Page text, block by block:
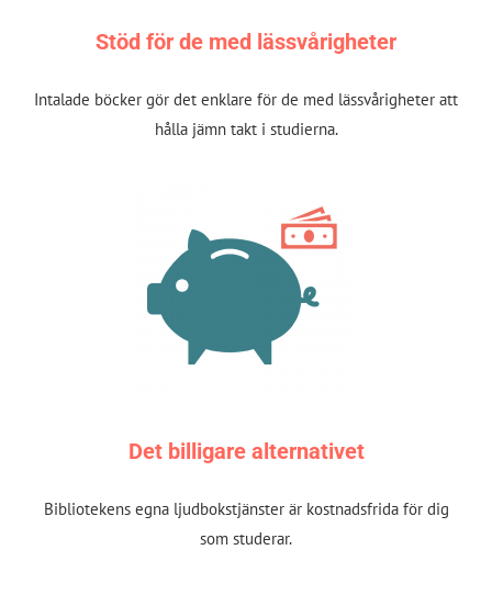
Stöd för de med lässvårigheter
Intalade böcker gör det enklare för de med lässvårigheter att
hålla jämn takt i studierna.
Det billigare alternativet
Bibliotekens egna ljudbokstjänster är kostnadsfrida för dig
som studerar.